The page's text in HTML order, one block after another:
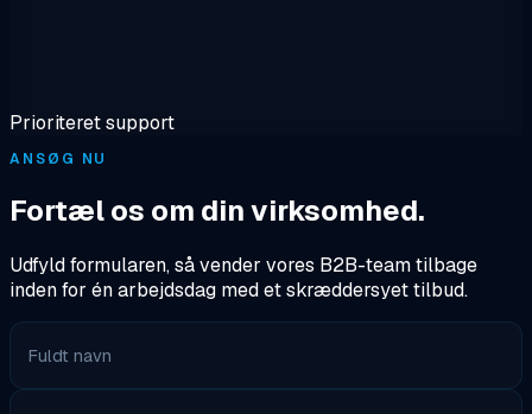
Prioriteret support
ANSØG NU
Fortæl os om din virksomhed.
Udfyld formularen, så vender vores B2B-team tilbage
inden for én arbejdsdag med et skræddersyet tilbud.
Fuldt navn